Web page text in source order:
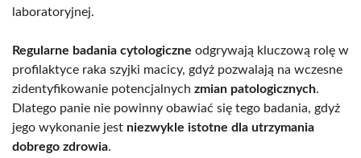
laboratoryjnej.
Regularne badania cytologiczne odgrywają kluczową rolę w
profilaktyce raka szyjki macicy, gdyż pozwalają na wczesne
zidentyfikowanie potencjalnych zmian patologicznych.
Dlatego panie nie powinny obawiać się tego badania, gdyż
jego wykonanie jest niezwykle istotne dla utrzymania
dobrego zdrowia.